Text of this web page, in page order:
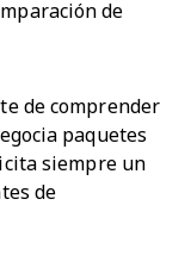
de
de comprender
paquetes
siempre un
de